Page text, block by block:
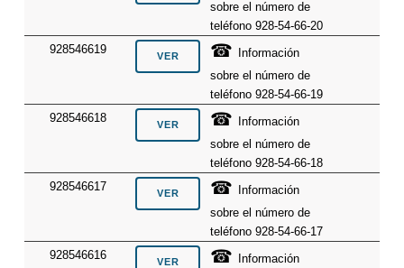
sobre el número de
teléfono 928-54-66-20
928546619
☎
Información
sobre el número de
teléfono 928-54-66-19
928546618
☎
Información
sobre el número de
teléfono 928-54-66-18
928546617
☎
Información
sobre el número de
teléfono 928-54-66-17
928546616
☎
Información